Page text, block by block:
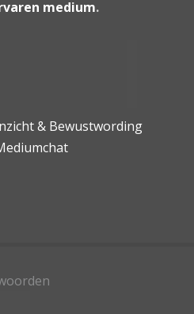
medium.
& Bewustwording